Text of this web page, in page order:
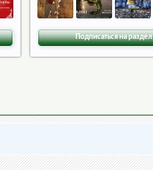
Подписаться на раздел